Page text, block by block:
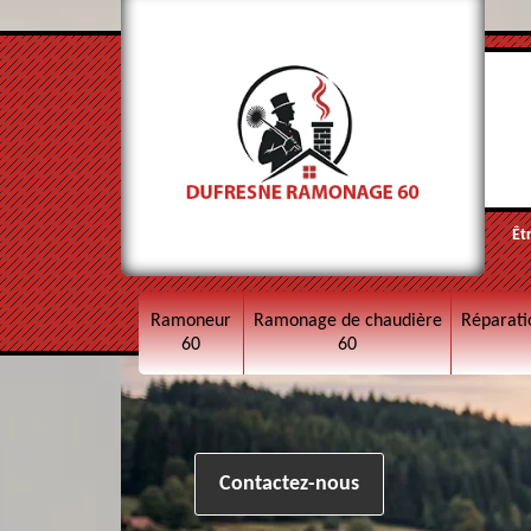
Ramoneur
60
Ramonage de chaudière
60
Contactez-nous